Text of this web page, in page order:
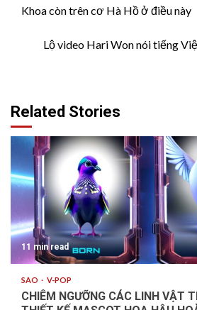
Reading
Khoa còn trên cơ Hà Hồ ở điều này
Lộ video Hari Won nói tiếng
Related Stories
11 min read
SAO V-POP
CHIÊM NGƯỠNG CÁC LINH VẬT